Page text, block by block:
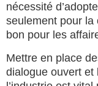
nécessité
seulement pour la
bon pour les
Mettre en place
dialogue ouvert et